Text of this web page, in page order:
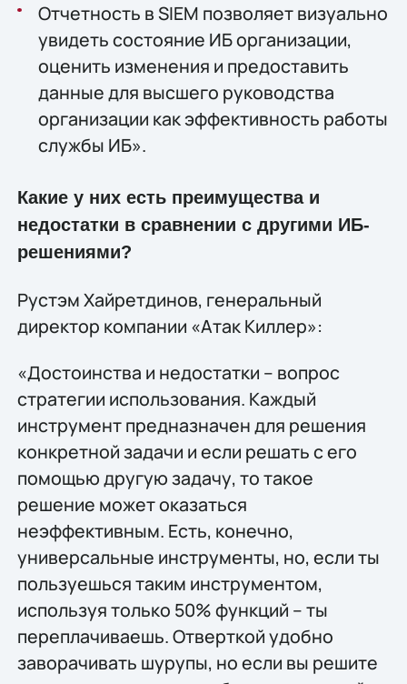
Отчетность в SIEM позволяет визуально
увидеть состояние ИБ организации,
оценить изменения и предоставить
данные для высшего руководства
организации как эффективность работы
службы ИБ».
Какие у них есть преимущества и
недостатки в сравнении с другими ИБ-
решениями?
Рустэм Хайретдинов, генеральный
директор компании «Атак Киллер»:
«Достоинства и недостатки – вопрос
стратегии использования. Каждый
инструмент предназначен для решения
конкретной задачи и если решать с его
помощью другую задачу, то такое
решение может оказаться
неэффективным. Есть, конечно,
универсальные инструменты, но, если ты
пользуешься таким инструментом,
используя только 50% функций – ты
переплачиваешь. Отверткой удобно
заворачивать шурупы, но если вы решите